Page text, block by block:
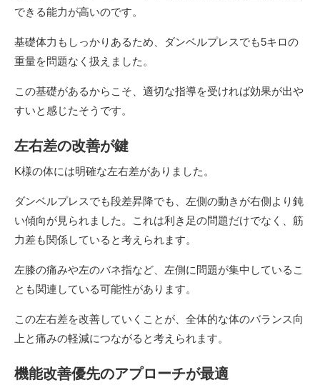
できる能力が高いのです。
基礎体力もしっかりあるため、ダンベルプレスでも5キロの
重量を問題なく扱えました。
この基礎があるからこそ、適切な指導を受ければ効果が出や
すいと感じたそうです。
左右差の改善が鍵
K様の体には明確な左右差がありました。
ダンベルプレスでも段差昇降でも、左側の動きが右側より鈍
い傾向が見られました。これは利き足の問題だけでなく、筋
力差も関係していると考えられます。
左膝の痛みや左のバネ指など、左側に問題が集中しているこ
とも関連している可能性があります。
この左右差を改善していくことが、全体的な体のバランス向
上と痛みの軽減につながると考えられます。
機能改善優先のアプローチが最適